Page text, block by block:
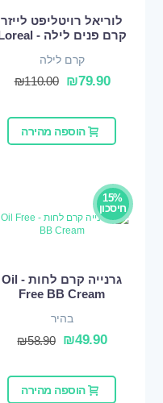
לוריאל רויטליפט לייזר
קרם פנים לילה - Loreal
קרם לילה
₪79.90
₪110.00
הוספה מהירה
15%
חיסכון
גרנייה קרם לחות - Oil
Free BB Cream
בהיר
₪49.90
₪58.90
הוספה מהירה